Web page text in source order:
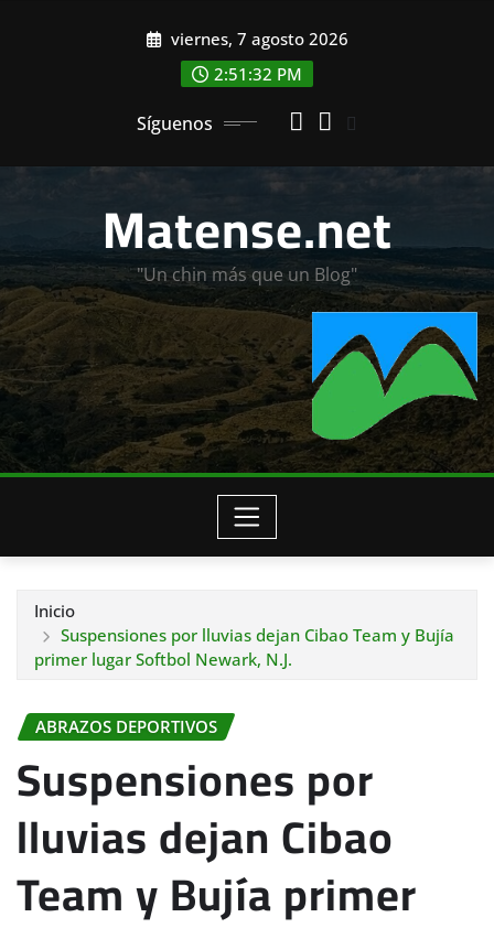
viernes, 7 agosto 2026
2:51:34 PM
Síguenos
Matense.net
"Un chin más que un Blog"
Inicio
Suspensiones por lluvias dejan Cibao Team y Bujía
primer lugar Softbol Newark, N.J.
ABRAZOS DEPORTIVOS
Suspensiones por
lluvias dejan Cibao
Team y Bujía primer